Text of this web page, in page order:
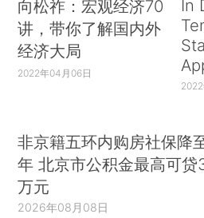
向松祚：宏观经济70
讲，带你了解国内外
经济大局
2022年04月06日
In
非京籍五环内购房社保降
年 北京市公积金最高可
万元
2026年08月08日